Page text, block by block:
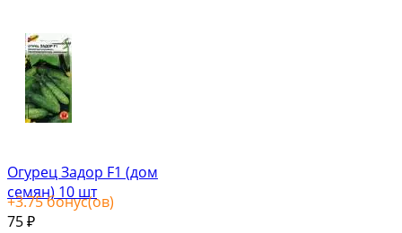
Огурец Задор F1 (дом
семян) 10 шт
+3.75бонус(ов)
75 ₽